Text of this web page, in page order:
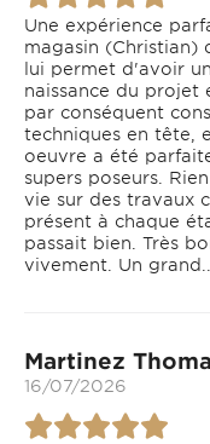
Une expérience
magasin (Christian)
lui permet d'avoir
naissance du projet
par conséquent
techniques en tête,
oeuvre a été
supers poseurs.
vie sur des travaux
présent à chaque
passait bien. Très
vivement. Un grand...
Martinez
16/07/2026